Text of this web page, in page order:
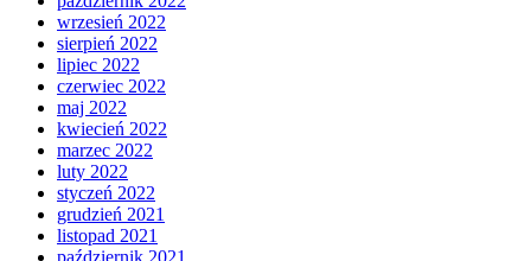
wrzesień 2022
sierpień 2022
lipiec 2022
czerwiec 2022
maj 2022
kwiecień 2022
marzec 2022
luty 2022
styczeń 2022
grudzień 2021
listopad 2021